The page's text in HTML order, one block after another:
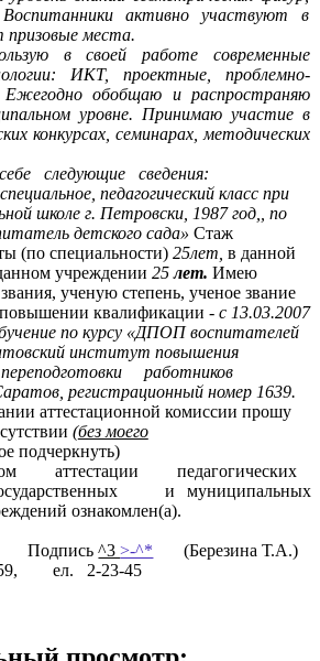
активно участвуют в
призовые места.
в своей работе современные
ИКТ, проектные, проблемно-
Ежегодно обобщаю и распространяю
уровне. Принимаю участие в
конкурсах, семинарах, методических
следующие сведения:
педагогический класс при
школе г. Петровски, 1987 год,, по
детского сада» Стаж
(по специальности) 25лет, в данной
учреждении 25лет. Имею
ученую степень, ученое звание
квалификации - с 13.03.2007
по курсу «ДПОП воспитателей
институт повышения
работников
регистрационный номер 1639.
аттестационной комиссии прошу
(без моего
подчеркнуть)
аттестации педагогических
и муниципальных
ознакомлен(а).
Подпись^3>-^*
(Березина Т.А.)
59, ел. 2-23-45